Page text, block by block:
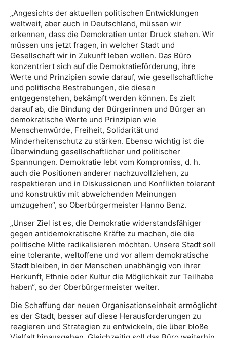
„Angesichts der aktuellen politischen Entwicklungen
weltweit, aber auch in Deutschland, müssen wir
erkennen, dass die Demokratien unter Druck stehen. Wir
müssen uns jetzt fragen, in welcher Stadt und
Gesellschaft wir in Zukunft leben wollen. Das Büro
konzentriert sich auf die Demokratieförderung, ihre
Werte und Prinzipien sowie darauf, wie gesellschaftliche
und politische Bestrebungen, die diesen
entgegenstehen, bekämpft werden können. Es zielt
darauf ab, die Bindung der Bürgerinnen und Bürger an
demokratische Werte und Prinzipien wie
Menschenwürde, Freiheit, Solidarität und
Minderheitenschutz zu stärken. Ebenso wichtig ist die
Überwindung gesellschaftlicher und politischer
Spannungen. Demokratie lebt vom Kompromiss, d. h.
auch die Positionen anderer nachzuvollziehen, zu
respektieren und in Diskussionen und Konflikten tolerant
und konstruktiv mit abweichenden Meinungen
umzugehen“, so Oberbürgermeister Hanno Benz.
„Unser Ziel ist es, die Demokratie widerstandsfähiger
gegen antidemokratische Kräfte zu machen, die die
politische Mitte radikalisieren möchten. Unsere Stadt soll
eine tolerante, weltoffene und vor allem demokratische
Stadt bleiben, in der Menschen unabhängig von ihrer
Herkunft, Ethnie oder Kultur die Möglichkeit zur Teilhabe
haben“, so der Oberbürgermeister weiter.
Die Schaffung der neuen Organisationseinheit ermöglicht
es der Stadt, besser auf diese Herausforderungen zu
reagieren und Strategien zu entwickeln, die über bloße